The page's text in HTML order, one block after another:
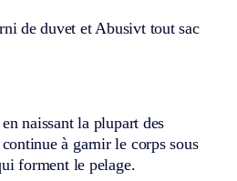
de duvet etAbusivt tout sac
naissant la plupart des
à garnir le corps sous
forment le pelage.